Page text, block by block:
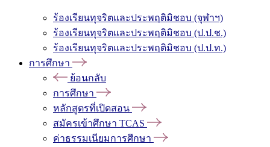
ร้องเรียนทุจริตและประพฤติมิชอบ (จุฬาฯ)
ร้องเรียนทุจริตและประพฤติมิชอบ (ป.ป.ช.)
ร้องเรียนทุจริตและประพฤติมิชอบ (ป.ป.ท.)
การศึกษา
ย้อนกลับ
การศึกษา
หลักสูตรที่เปิดสอน
สมัครเข้าศึกษา TCAS
ค่าธรรมเนียมการศึกษา